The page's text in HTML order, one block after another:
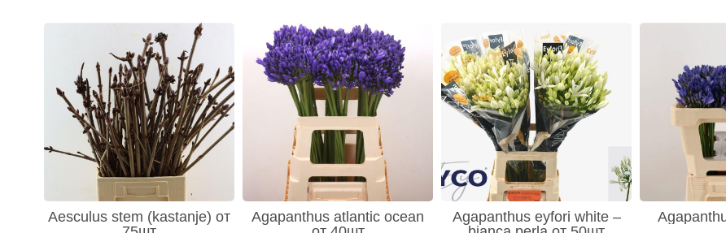
Aesculus stem (kastanje) от
Agapanthus atlantic ocean
Agapanthus eyfori white –